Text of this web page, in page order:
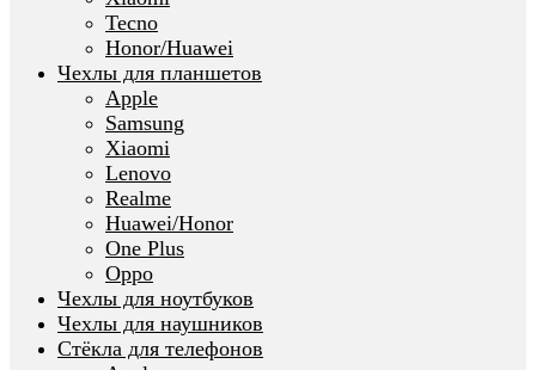
Tecno
Honor/Huawei
Чехлы для планшетов
Apple
Samsung
Xiaomi
Lenovo
Realme
Huawei/Honor
One Plus
Oppo
Чехлы для ноутбуков
Чехлы для наушников
Стёкла для телефонов